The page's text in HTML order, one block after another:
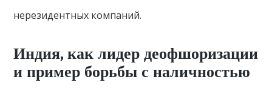
нерезидентных компаний.
Индия, как лидер деофшоризации
и пример борьбы с наличностью